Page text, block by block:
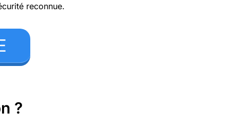
reconnue.
?